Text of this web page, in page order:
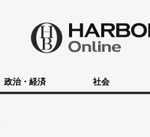
政治・経済 社会